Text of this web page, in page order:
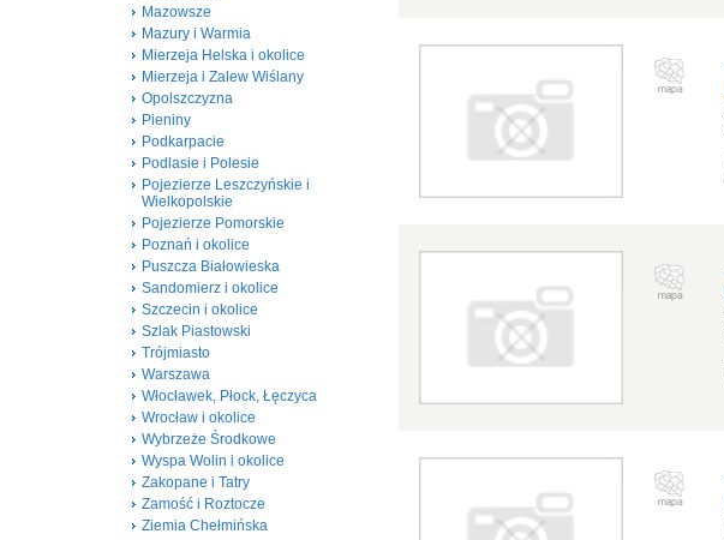
Mazowsze
Mazury i Warmia
Mierzeja Helska i okolice
Mierzeja i Zalew Wiślany
Opolszczyzna
Pieniny
Podkarpacie
Podlasie i Polesie
Pojezierze Leszczyńskie i
Wielkopolskie
Pojezierze Pomorskie
Poznań i okolice
Puszcza Białowieska
Sandomierz i okolice
Szczecin i okolice
Szlak Piastowski
Trójmiasto
Warszawa
Włocławek, Płock, Łęczyca
Wrocław i okolice
Wybrzeże Środkowe
Wyspa Wolin i okolice
Zakopane i Tatry
Zamość i Roztocze
Ziemia Chełmińska